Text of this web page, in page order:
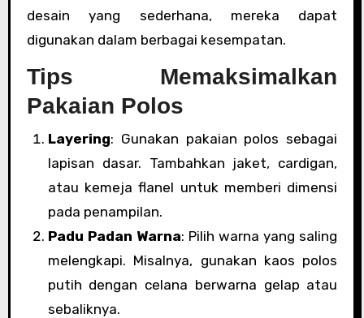
desain yang sederhana, mereka dapat
digunakan dalam berbagai kesempatan.
Tips Memaksimalkan
Pakaian Polos
Layering: Gunakan pakaian polos sebagai
lapisan dasar. Tambahkan jaket, cardigan,
atau kemeja flanel untuk memberi dimensi
pada penampilan.
Padu Padan Warna: Pilih warna yang saling
melengkapi. Misalnya, gunakan kaos polos
putih dengan celana berwarna gelap atau
sebaliknya.